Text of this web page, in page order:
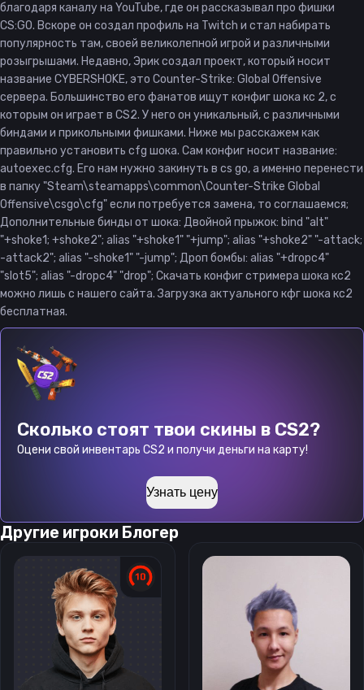
благодаря каналу на YouTube, где он рассказывал про фишки
CS:GO. Вскоре он создал профиль на Twitch и стал набирать
популярность там, своей великолепной игрой и различными
розыгрышами. Недавно, Эрик создал проект, который носит
название CYBERSHOKE, это Counter-Strike: Global Offensive
сервера. Большинство его фанатов ищут конфиг шока кс 2, с
которым он играет в CS2. У него он уникальный, с различными
биндами и прикольными фишками. Ниже мы расскажем как
правильно установить cfg шока. Сам конфиг носит название:
autoexec.cfg. Его нам нужно закинуть в cs go, а именно перенести
в папку "Steam\steamapps\common\Counter-Strike Global
Offensive\csgo\cfg" если потребуется замена, то соглашаемся;
Дополнительные бинды от шока: Двойной прыжок: bind "alt"
"+shoke1; +shoke2"; alias "+shoke1" "+jump"; alias "+shoke2" "-attack;
-attack2"; alias "-shoke1" "-jump"; Дроп бомбы: alias "+dropc4"
"slot5"; alias "-dropc4" "drop"; Скачать конфиг стримера шока кс2
можно лишь с нашего сайта. Загрузка актуального кфг шока кс2
бесплатная.
Сколько стоят твои скины в CS2?
Оцени свой инвентарь CS2 и получи деньги на карту!
Узнать цену
Другие игроки Блогер